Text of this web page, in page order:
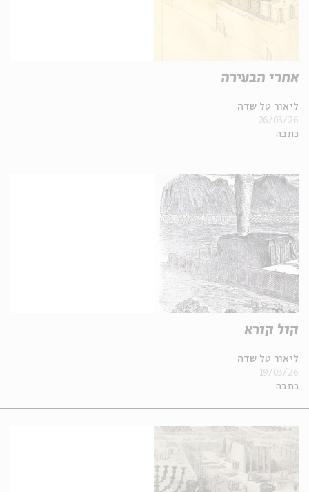
אחרי הבעירה
ליאור טל שדה
כתבה
26/03/26
קול קורא
ליאור טל שדה
כתבה
19/03/26